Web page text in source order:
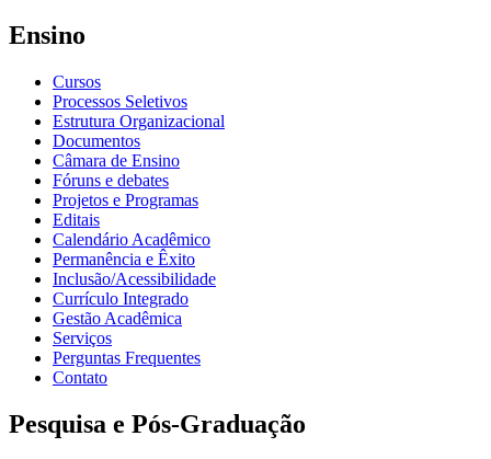
Ensino
Cursos
Processos Seletivos
Estrutura Organizacional
Documentos
Câmara de Ensino
Fóruns e debates
Projetos e Programas
Editais
Calendário Acadêmico
Permanência e Êxito
Inclusão/Acessibilidade
Currículo Integrado
Gestão Acadêmica
Serviços
Perguntas Frequentes
Contato
Pesquisa e Pós-Graduação